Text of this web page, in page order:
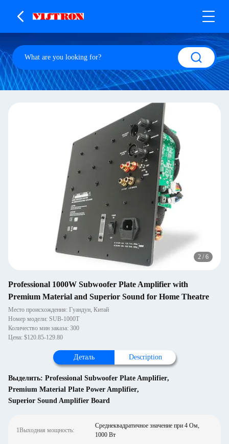
2 / 6
Professional 1000W Subwoofer Plate Amplifier with
Premium Material and Superior Sound for Home Theatre
Место происхождения: Гуандун, Китай
Номер модели: SUB-1000T
Количество мин заказа: 300
Цена: $120.85-129.80
Деталь Description
Выделить: Professional Subwoofer Plate Amplifier,
Premium Material Plate Power Amplifier,
Superior Sound Amplifier Board
1Выходная мощность:
Среднеквадратичное значение при 4 Ом,
1000 Вт